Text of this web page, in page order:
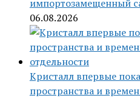
импортозамещенный
06.08.2026
Кристалл впервые
пространства и